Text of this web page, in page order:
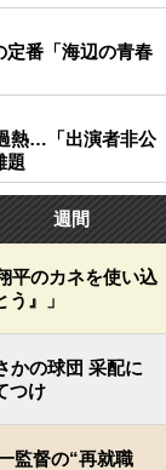
番「海辺の青春
熱…「出演者非公
題
週間
平のカネを使い込
』」
かの球団 采配に
つけ
監督の“再就職